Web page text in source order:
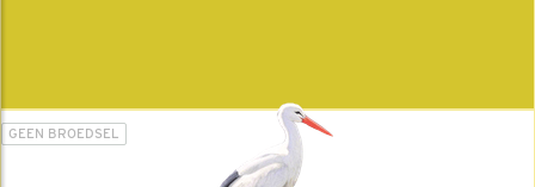
GEEN BROEDSEL